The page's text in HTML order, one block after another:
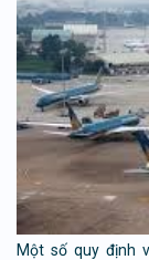
Một số quy định